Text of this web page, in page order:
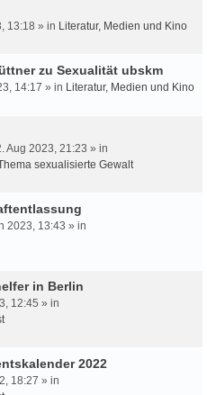
13:18 » in Literatur, Medien und Kino
zu Sexualität ubskm
14:17 » in Literatur, Medien und Kino
Aug 2023, 21:23 » in
sexualisierte Gewalt
2023, 13:43 » in
in Berlin
12:45 » in
2022
18:27 » in